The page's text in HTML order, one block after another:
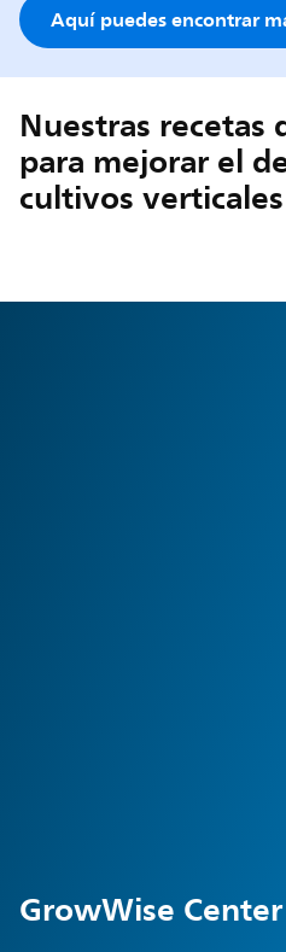
Aquí puedes encontrar
Nuestras recetas
para mejorar el
cultivos verticales
GrowWise Center